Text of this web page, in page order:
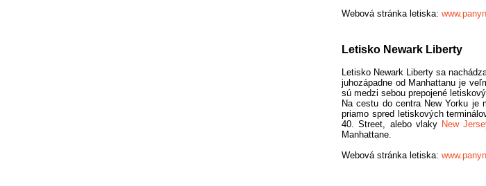
Webová stránka letiska:
Letisko Newark Liberty
Letisko Newark Liberty sa
juhozápadne od Manhattanu je
sú medzi sebou prepojené
Na cestu do centra New Yorku je
priamo spred letiskových
40. Street, alebo vlaky New
Manhattane.
Webová stránka letiska: